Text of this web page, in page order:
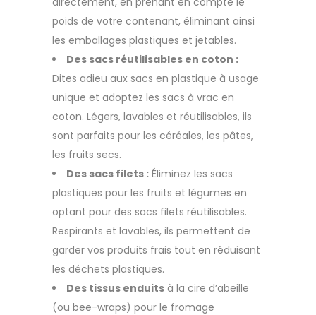
poids de votre contenant, éliminant ainsi
les emballages plastiques et jetables.
Des sacs réutilisables en coton :
Dites adieu aux sacs en plastique à usage
unique et adoptez les sacs à vrac en
coton. Légers, lavables et réutilisables, ils
sont parfaits pour les céréales, les pâtes,
les fruits secs.
Des sacs filets : Éliminez les sacs
plastiques pour les fruits et légumes en
optant pour des sacs filets réutilisables.
Respirants et lavables, ils permettent de
garder vos produits frais tout en réduisant
les déchets plastiques.
Des tissus enduits à la cire d’abeille
(ou bee-wraps) pour le fromage